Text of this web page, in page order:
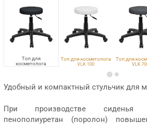
Топ для
косметолога
Топ для косметолога
VLK 100
Топ для
VLK
Удобный и компактный стульчик для
При производстве сиденья
пенополиуретан (поролон)